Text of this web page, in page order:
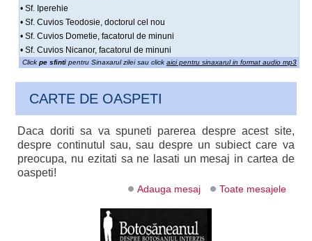
• Sf. Iperehie
• Sf. Cuvios Teodosie, doctorul cel nou
• Sf. Cuvios Dometie, facatorul de minuni
• Sf. Cuvios Nicanor, facatorul de minuni
Click pe sfintipentru Sinaxarul zilei sau click aici pentru sinaxarul in format audio mp3
CARTE DE OASPETI
Daca doriti sa va spuneti parerea despre acest site,
despre continutul sau, sau despre un subiect care va
preocupa, nu ezitati sa ne lasati un mesaj in cartea de
oaspeti!
Adauga mesaj Toate mesajele